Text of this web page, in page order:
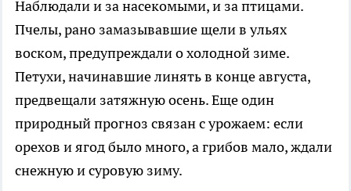
Наблюдали и за насекомыми, и за птицами.
Пчелы, рано замазывавшие щели в ульях
воском, предупреждали о холодной зиме.
Петухи, начинавшие линять в конце августа,
предвещали затяжную осень. Еще один
природный прогноз связан с урожаем: если
орехов и ягод было много, а грибов мало, ждали
снежную и суровую зиму.